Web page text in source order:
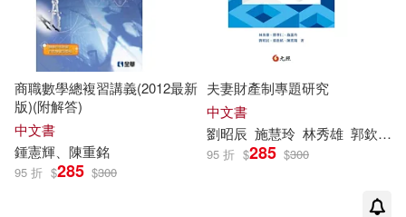
商職數學總複習講義(2012最新
版)(附解答)
中文書
鍾憲輝、 陳重銘
95 折 $285 $300
夫妻財產制專題研究
中文書
劉昭辰 施慧玲 林秀雄 郭欽銘
95 折 $285 $300